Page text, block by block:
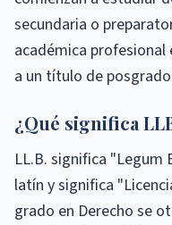
secundaria o
académica
a un título de
¿Qué significa
LL.B. significa "Legum
latín y significa
grado en Derecho se